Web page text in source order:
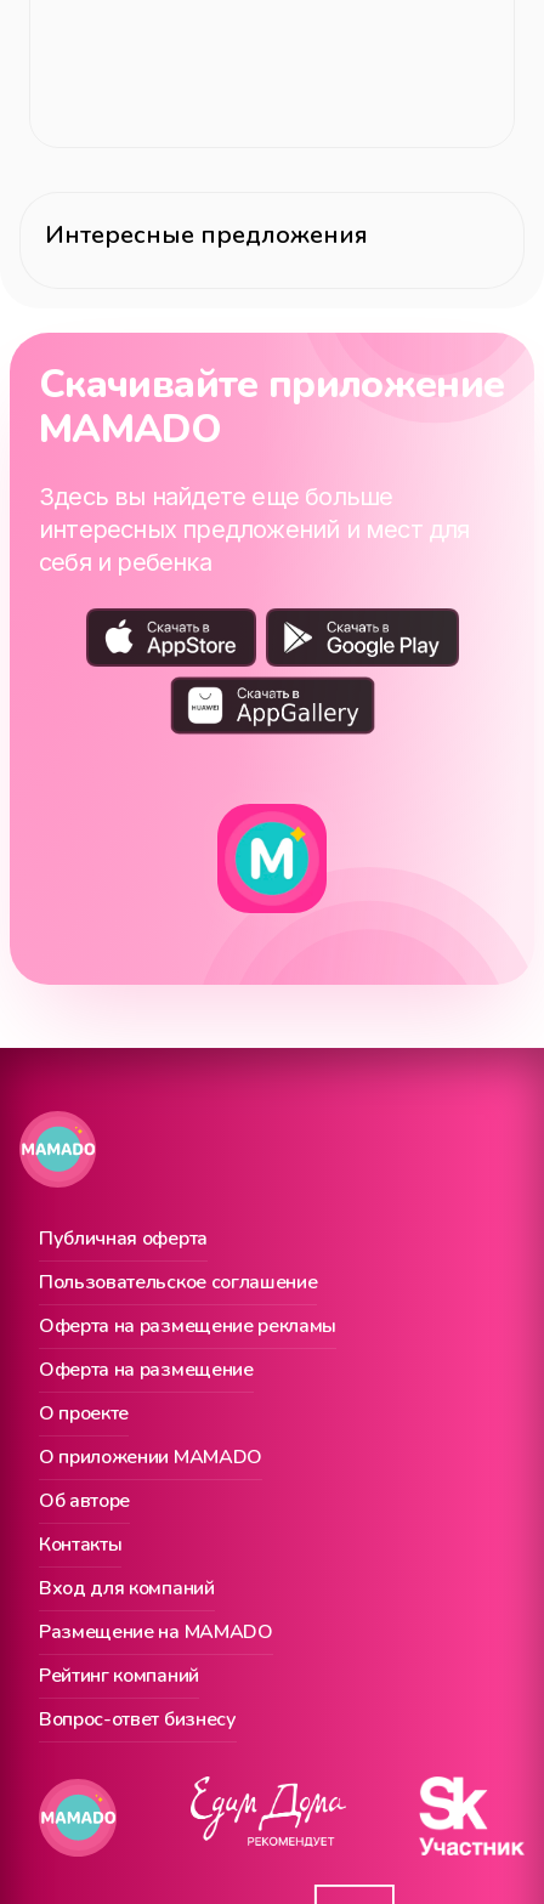
Интересные предложения
Скачивайте приложение
MAMADO
Здесь вы найдете еще больше
интересных предложений и мест для
себя и ребенка
Публичная оферта
О проекте
Вход для компаний
Пользовательское соглашение
О приложении MAMADO
Размещение на MAMADO
Оферта на размещение рекламы
Об авторе
Рейтинг компаний
Оферта на размещение
Контакты
Вопрос-ответ бизнесу